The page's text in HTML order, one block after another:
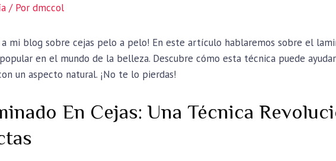
/ Pordmccol
a mi blog sobre cejas pelo a pelo! En este artículo hablaremos sobre el
en el mundo de la belleza. Descubre cómo esta técnica puede
un aspecto natural. ¡No te lo pierdas!
En Cejas: Una Técnica